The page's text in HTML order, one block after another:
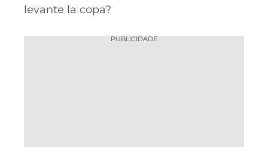
levante la copa?
PUBLICIDADE